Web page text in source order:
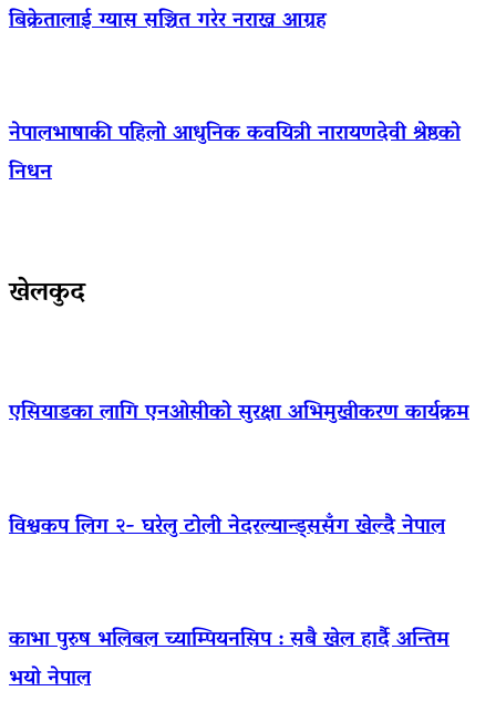
बिक्रेतालाई ग्यास सञ्चित गरेर नराख्न आग्रह
नेपालभाषाकी पहिलो आधुनिक कवयित्री नारायणदेवी श्रेष्ठको
निधन
खेलकुद
एसियाडका लागि एनओसीको सुरक्षा अभिमुखीकरण कार्यक्रम
विश्वकप लिग २- घरेलु टोली नेदरल्यान्ड्ससँग खेल्दै नेपाल
काभा पुरुष भलिबल च्याम्पियनसिप : सबै खेल हार्दै अन्तिम
भयो नेपाल